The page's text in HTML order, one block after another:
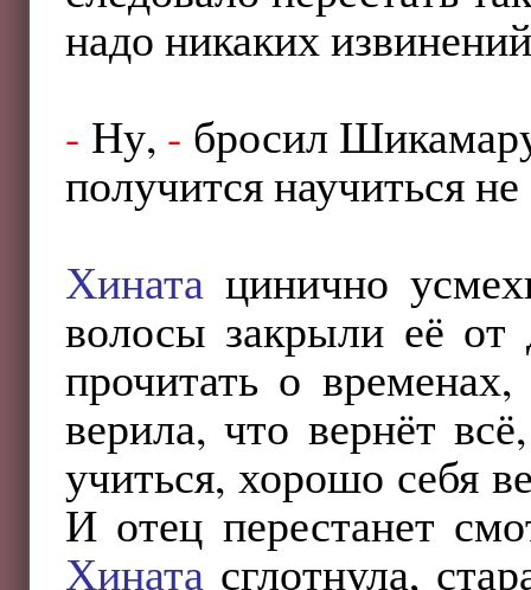
надо никаких
- Ну, - бросил
получится научиться
Хината цинично
волосы закрыли её от
прочитать о временах,
верила, что вернёт
учиться, хорошо себя
И отец перестанет
Хината сглотнула,